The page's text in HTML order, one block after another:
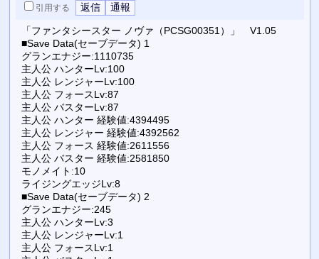
引用する
「ファンタシースター ノヴァ（PCSG00351）」 V1.05
■Save Data(セーブデータ) 1
グランエナジー:1110735
主人公 ハンターLv:100
主人公 レンジャーLv:100
主人公 フォースLv:87
主人公 バスターLv:87
主人公 ハンター 経験値:4394495
主人公 レンジャー 経験値:4392562
主人公 フォース 経験値:2611556
主人公 バスター 経験値:2581850
モノメイト:10
ライジングエッジLv:8
■Save Data(セーブデータ) 2
グランエナジー:245
主人公 ハンターLv:3
主人公 レンジャーLv:1
主人公 フォースLv:1